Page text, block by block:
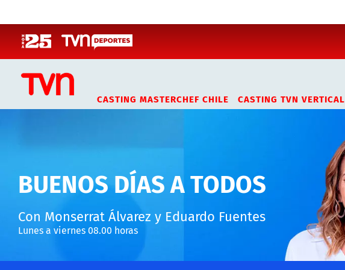
CASTING MASTERCHEF CHILE CASTING TVN VERTICAL
BUENOS DÍAS A TODOS
Con Monserrat Álvarez y Eduardo Fuentes
Lunes a viernes 08.00 horas